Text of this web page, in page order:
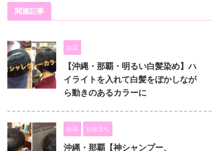
関連記事
お店
【沖縄・那覇・明るい白髪染め】ハ
イライトを入れて白髪をぼかしなが
ら動きのあるカラーに
お店 お役立ち
沖縄・那覇【神シャンプー、